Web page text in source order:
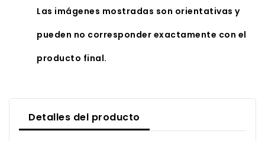
Las imágenes mostradas son orientativas y
pueden no corresponder exactamente con el
producto final.
Detalles del producto